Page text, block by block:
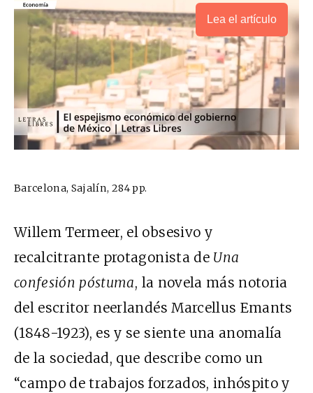
Lea el artículo
Barcelona, Sajalín, 284 pp.
Willem Termeer, el obsesivo y
recalcitrante protagonista de Una
confesión póstuma, la novela más notoria
del escritor neerlandés Marcellus Emants
(1848-1923), es y se siente una anomalía
de la sociedad, que describe como un
“campo de trabajos forzados, inhóspito y